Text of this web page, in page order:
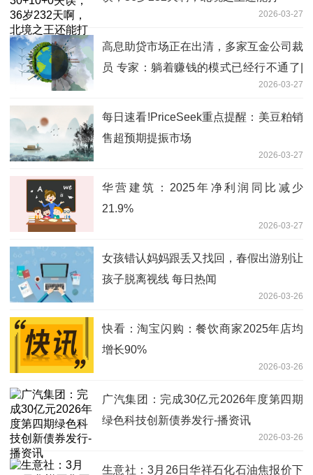
2026-03-27
高息助贷市场正在出清，多家互金公司裁
员 专家：躺着赚钱的模式已经行不通了|
2026-03-27
每日速看!PriceSeek重点提醒：美豆粕销
售超预期提振市场
2026-03-27
华营建筑：2025年净利润同比减少
21.9%
2026-03-27
女孩错认妈妈跟丢又找回，春假出游别让
孩子脱离视线 每日热闻
2026-03-26
快看：淘宝闪购：餐饮商家2025年店均
增长90%
2026-03-26
广汽集团：完成30亿元2026年度第四期
绿色科技创新债券发行-播资讯
2026-03-26
生意社：3月26日华祥石化石油焦报价下